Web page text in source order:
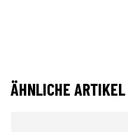
ÄHNLICHE